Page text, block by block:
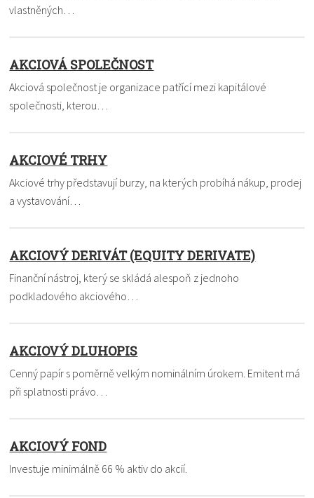
vlastněných…
AKCIOVÁ SPOLEČNOST
Akciová společnost je organizace patřící mezi kapitálové
společnosti, kterou…
AKCIOVÉ TRHY
Akciové trhy představují burzy, na kterých probíhá nákup, prodej
a vystavování…
AKCIOVÝ DERIVÁT (EQUITY DERIVATE)
Finanční nástroj, který se skládá alespoň z jednoho
podkladového akciového…
AKCIOVÝ DLUHOPIS
Cenný papír s poměrně velkým nominálním úrokem. Emitent má
při splatnosti právo…
AKCIOVÝ FOND
Investuje minimálně 66 % aktiv do akcií.